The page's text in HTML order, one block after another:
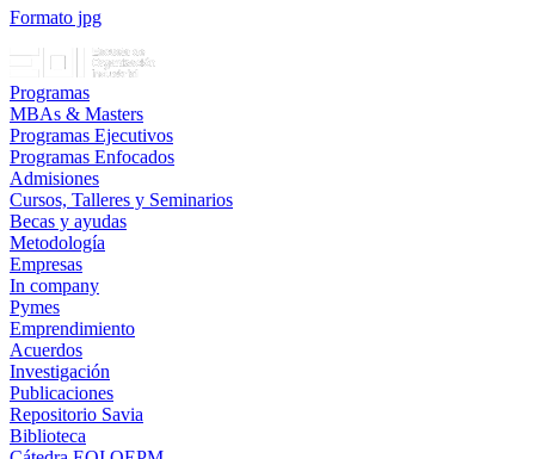
Formato jpg
Programas
MBAs & Masters
Programas Ejecutivos
Programas Enfocados
Admisiones
Cursos, Talleres y Seminarios
Becas y ayudas
Metodología
Empresas
In company
Pymes
Emprendimiento
Acuerdos
Investigación
Publicaciones
Repositorio Savia
Biblioteca